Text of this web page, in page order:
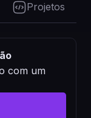
Projetos
com um